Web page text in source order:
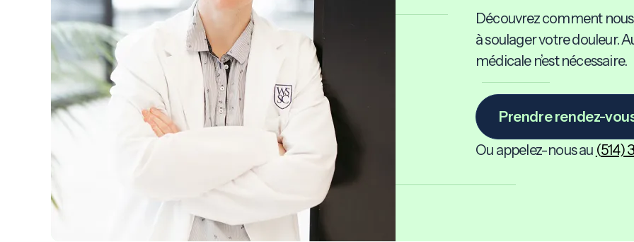
Découvrez comment
à soulager votre douleur.
médicale n’est nécessaire.
Prendre rendez-
Ou appelez-nous au (514)